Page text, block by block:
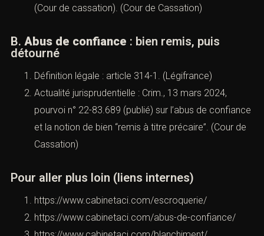
(Infractions pénales : comprendre,
qualifier, se défendre (Paris)
Escroquerie: manœuvres
déterminantes de la remise
Définition légale :article 313-1 du Code pénal.
(Légifrance
et déterminantes de la remise. Une décision
apparence de solvabilité : Crim., 1er juin 2011,
pourvoi n° 10-83.568 (Cour de cassation). (